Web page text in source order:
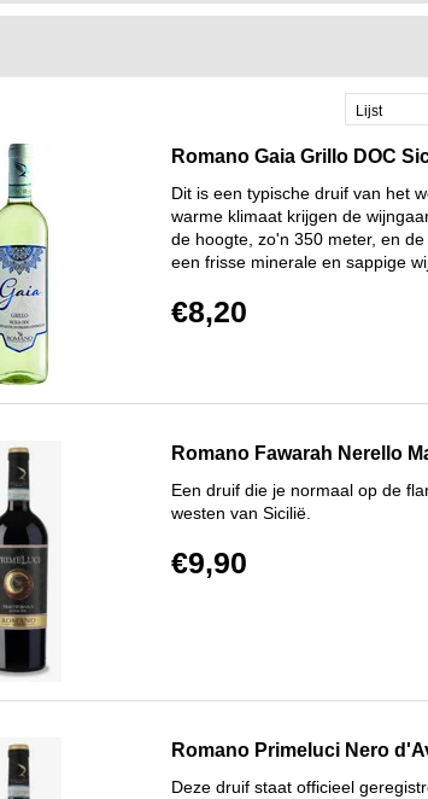
Lijst
Romano Gaia Grillo DOC
Dit is een typische druif van het
warme klimaat krijgen de
de hoogte, zo'n 350 meter, en
een frisse minerale en sappige
€8,20
Romano Fawarah Nerello
Een druif die je normaal op de
westen van Sicilië.
€9,90
Romano Primeluci Nero
Deze druif staat officieel